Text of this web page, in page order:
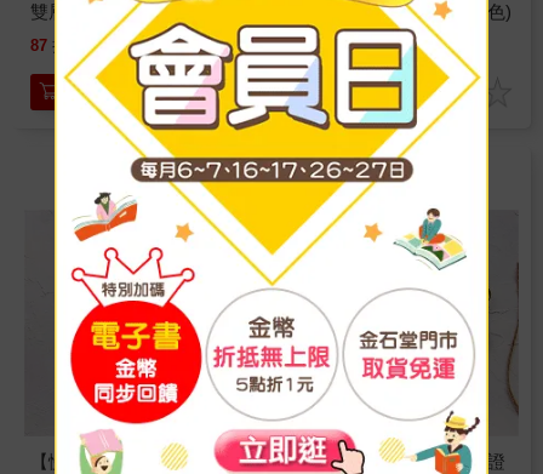
雙層橫式證件套-藕笑
87 折 特價 33 元
加入購物車
黑田桑直式證件套(卡其色)
特價 40 元
加入購物車
【慢遊篇章】微醺系列-證
【慢遊篇章】微醺系列-證